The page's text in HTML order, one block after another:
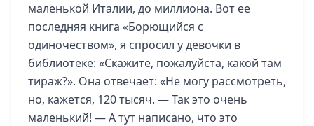
маленькой Италии, до миллиона. Вот ее
последняя книга «Борющийся с
одиночеством», я спросил у девочки в
библиотеке: «Скажите, пожалуйста, какой там
тираж?». Она отвечает: «Не могу рассмотреть,
но, кажется, 120 тысяч. — Так это очень
маленький! — А тут написано, что это